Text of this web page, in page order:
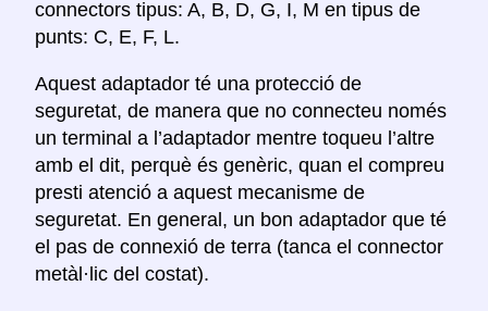
connectors tipus: A, B, D, G, I, M en tipus de
punts: C, E, F, L.
Aquest adaptador té una protecció de
seguretat, de manera que no connecteu només
un terminal a l’adaptador mentre toqueu l’altre
amb el dit, perquè és genèric, quan el compreu
presti atenció a aquest mecanisme de
seguretat. En general, un bon adaptador que té
el pas de connexió de terra (tanca el connector
metàl·lic del costat).